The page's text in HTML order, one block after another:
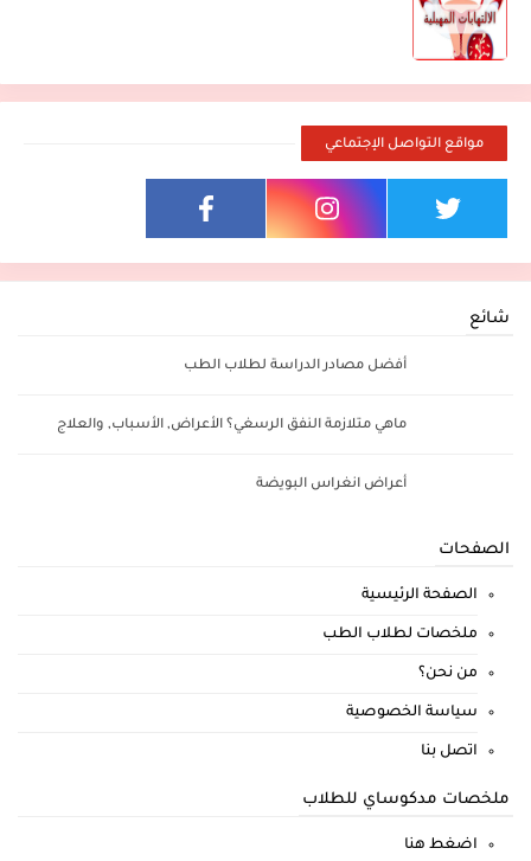
مواقع التواصل الإجتماعي
شائع
أفضل مصادر الدراسة لطلاب الطب
ماهي متلازمة النفق الرسغي؟ الأعراض, الأسباب, والعلاج
أعراض انغراس البويضة
الصفحات
الصفحة الرئيسية
ملخصات لطلاب الطب
من نحن؟
سياسة الخصوصية
اتصل بنا
ملخصات مدكوساي للطلاب
اضغط هنا